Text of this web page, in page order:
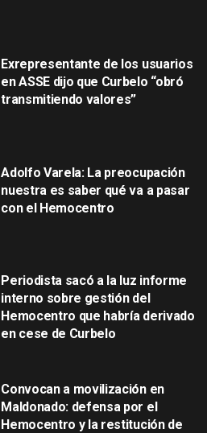
Exrepresentante de los usuarios
en ASSE dijo que Curbelo “obró
transmitiendo valores”
Adolfo Varela: La preocupación
nuestra es saber qué va a pasar
con el Hemocentro
Periodista sacó a la luz informe
interno sobre gestión del
Hemocentro que habría derivado
en cese de Curbelo
Convocan a movilización en
Maldonado: defensa por el
Hemocentro y la restitución de